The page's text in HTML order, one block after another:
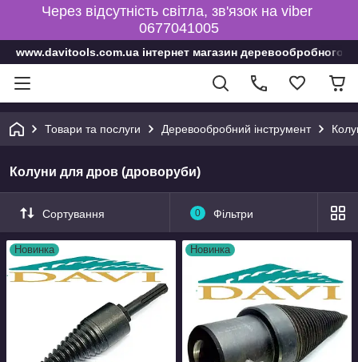
Через відсутність світла, зв'язок на viber
0677041005
www.davitools.com.ua інтернет магазин деревообробного
Товари та послуги Деревообробний інструмент
Колуни для дров (дроворуби)
Сортування 0 Фільтри
Новинка Новинка